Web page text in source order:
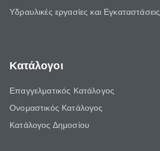
Υδραυλικές εργασίες και Εγκαταστάσεις
Κατάλογοι
Επαγγελματικός Κατάλογος
Ονομαστικός Κατάλογος
Κατάλογος Δημοσίου